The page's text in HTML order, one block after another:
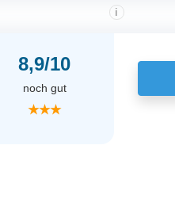
8,9/10
i
noch gut
★★★